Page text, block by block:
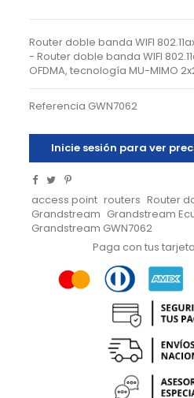
Router doble banda WIFI
- Router doble banda WIFI
OFDMA, tecnología MU-MIMO
Referencia GWN7062
Inicie sesión para ver
access point routers Router
Grandstream Grandstream
Grandstream GWN7062
Paga con tus